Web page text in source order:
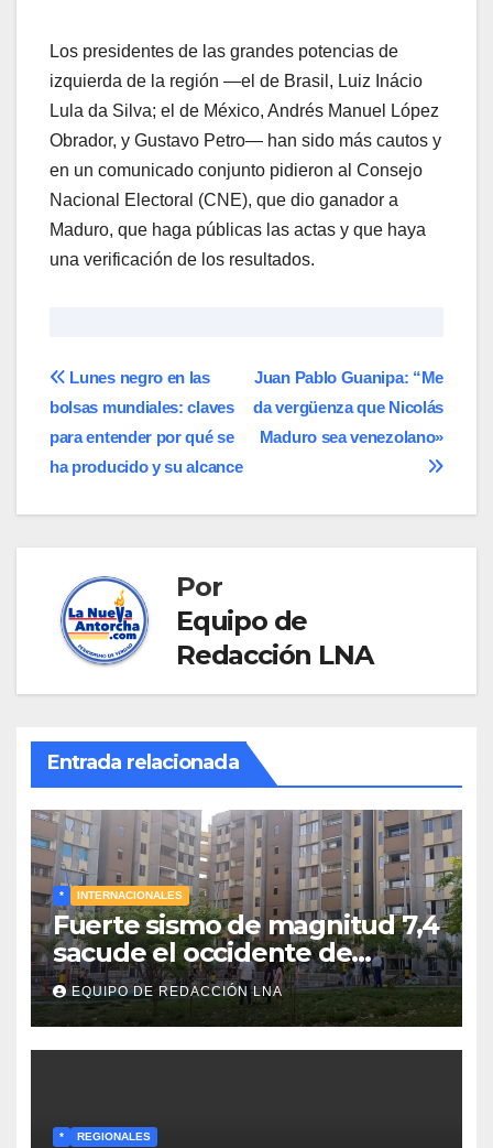
Los presidentes de las grandes potencias de
izquierda de la región —el de Brasil, Luiz Inácio
Lula da Silva; el de México, Andrés Manuel López
Obrador, y Gustavo Petro— han sido más cautos y
en un comunicado conjunto pidieron al Consejo
Nacional Electoral (CNE), que dio ganador a
Maduro, que haga públicas las actas y que haya
una verificación de los resultados.
Navegación
de
entradas
Juan Pablo Guanipa: “Me
da vergüenza que Nicolás
Maduro sea venezolano»
Lunes negro en las
bolsas mundiales: claves
para entender por qué se
ha producido y su alcance
Por
Equipo de
Redacción LNA
Entrada relacionada
* INTERNACIONALES
Fuerte sismo de magnitud 7,4
sacude el occidente de
Colombia y deja graves daños
en Chocó
EQUIPO DE REDACCIÓN LNA
* REGIONALES